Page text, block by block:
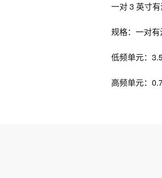
一对 3 英寸
规格：一对
低频单元：
高频单元：